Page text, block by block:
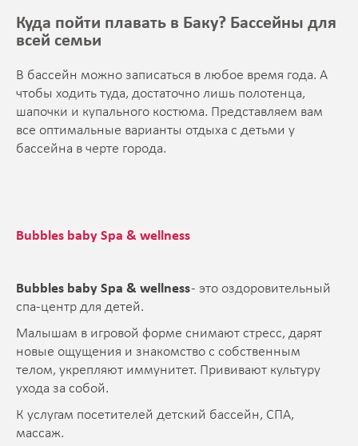
Куда пойти плавать в Баку? Бассейны для
всей семьи
В бассейн можно записаться в любое время года. А
чтобы ходить туда, достаточно лишь полотенца,
шапочки и купального костюма. Представляем вам
все оптимальные варианты отдыха с детьми у
бассейна в черте города.
Bubbles baby Spa & wellness
Bubbles baby Spa & wellness- это оздоровительный
спа-центр для детей.
Малышам в игровой форме снимают стресс, дарят
новые ощущения и знакомство с собственным
телом, укрепляют иммунитет. Прививают культуру
ухода за собой.
К услугам посетителей детский бассейн, СПА,
массаж.